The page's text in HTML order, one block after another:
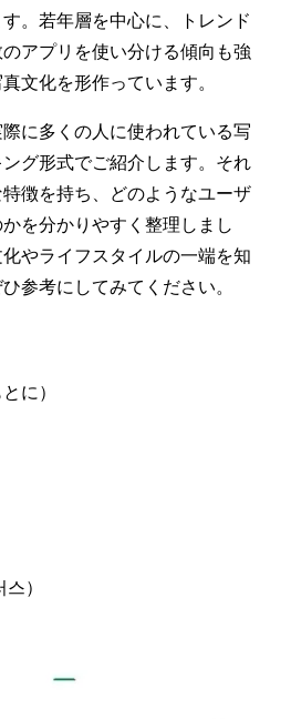
。若年層を中心に、トレンド
アプリを使い分ける傾向も強
文化を形作っています。
に多くの人に使われている写
グ形式でご紹介します。それ
徴を持ち、どのようなユーザ
を分かりやすく整理しまし
やライフスタイルの一端を知
参考にしてみてください。
に）
）